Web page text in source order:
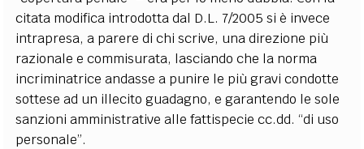
citata modifica introdotta dal D.L. 7/2005 si è invece
intrapresa, a parere di chi scrive, una direzione più
razionale e commisurata, lasciando che la norma
incriminatrice andasse a punire le più gravi condotte
sottese ad un illecito guadagno, e garantendo le sole
sanzioni amministrative alle fattispecie cc.dd. “di uso
personale”.